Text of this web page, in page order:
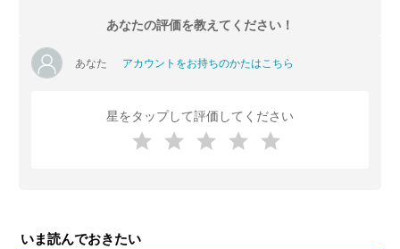
あなたの評価を教えてください！
あなた アカウントをお持ちのかたはこちら
星をタップして評価してください
いま読んでおきたい